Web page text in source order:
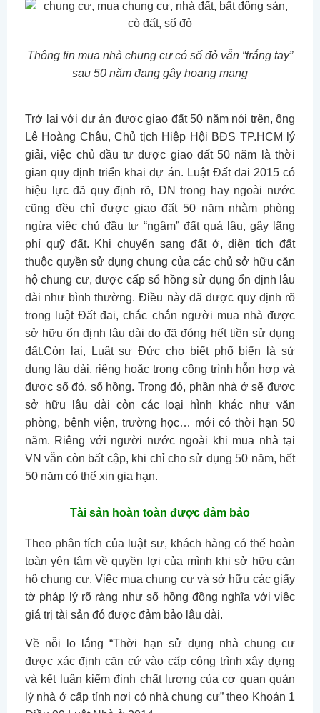
Thông tin mua nhà chung cư có sổ đỏ vẫn “trắng tay”
sau 50 năm đang gây hoang mang
Trở lại với dự án được giao đất 50 năm nói trên, ông
Lê Hoàng Châu, Chủ tịch Hiệp Hội BĐS TP.HCM lý
giải, việc chủ đầu tư được giao đất 50 năm là thời
gian quy định triển khai dự án. Luật Đất đai 2015 có
hiệu lực đã quy định rõ, DN trong hay ngoài nước
cũng đều chỉ được giao đất 50 năm nhằm phòng
ngừa việc chủ đầu tư “ngâm” đất quá lâu, gây lãng
phí quỹ đất. Khi chuyển sang đất ở, diện tích đất
thuộc quyền sử dụng chung của các chủ sở hữu căn
hộ chung cư, được cấp sổ hồng sử dụng ổn định lâu
dài như bình thường. Điều này đã được quy định rõ
trong luật Đất đai, chắc chắn người mua nhà được
sở hữu ổn định lâu dài do đã đóng hết tiền sử dụng
đất.Còn lại, Luật sư Đức cho biết phổ biến là sử
dụng lâu dài, riêng hoặc trong công trình hỗn hợp và
được sổ đỏ, sổ hồng. Trong đó, phần nhà ở sẽ được
sở hữu lâu dài còn các loại hình khác như văn
phòng, bệnh viện, trường học… mới có thời hạn 50
năm. Riêng với người nước ngoài khi mua nhà tại
VN vẫn còn bất cập, khi chỉ cho sử dụng 50 năm, hết
50 năm có thể xin gia hạn.
Tài sản hoàn toàn được đảm bảo
Theo phân tích của luật sư, khách hàng có thể hoàn
toàn yên tâm về quyền lợi của mình khi sở hữu căn
hộ chung cư. Việc mua chung cư và sở hữu các giấy
tờ pháp lý rõ ràng như sổ hồng đồng nghĩa với việc
giá trị tài sản đó được đảm bảo lâu dài.
Về nỗi lo lắng “Thời hạn sử dụng nhà chung cư
được xác định căn cứ vào cấp công trình xây dựng
và kết luận kiểm định chất lượng của cơ quan quản
lý nhà ở cấp tỉnh nơi có nhà chung cư” theo Khoản 1